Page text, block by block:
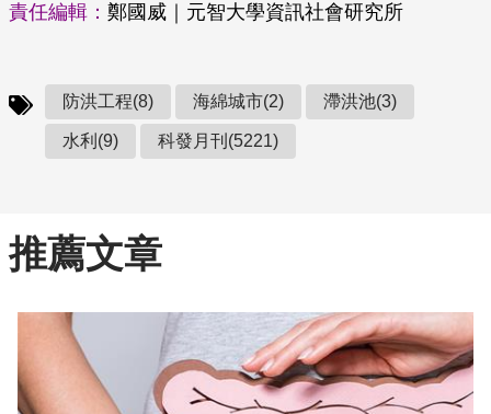
責任編輯： 鄭國威｜元智大學資訊社會研究所
防洪工程(8) 海綿城市(2) 滯洪池(3)
水利(9) 科發月刊(5221)
推薦文章